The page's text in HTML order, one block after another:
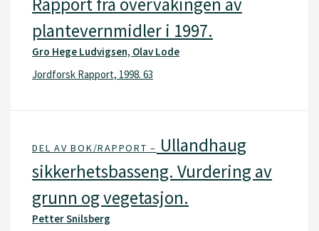
plantevernmidler i 1997.
Gro Hege Ludvigsen, Olav Lode
Jordforsk Rapport, 1998. 63
DEL AV BOK/RAPPORT – Ullandhaug
sikkerhetsbasseng. Vurdering av
grunn og vegetasjon.
Petter Snilsberg